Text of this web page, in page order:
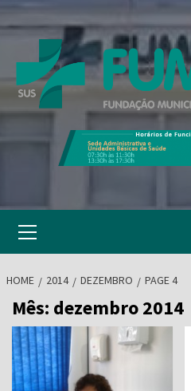
to
Menu
HOME 2014 DEZEMBRO PAGE 4
Mês: dezembro 2014